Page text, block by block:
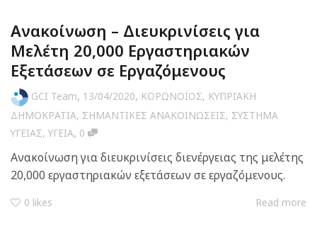
Ανακοίνωση – Διευκρινίσεις για
Μελέτη 20,000 Εργαστηριακών
Εξετάσεων σε Εργαζόμενους
GCI Team, 13/04/2020, ΚΟΡΩΝΟΪΟΣ, ΚΥΠΡΙΑΚΗ
ΔΗΜΟΚΡΑΤΙΑ, ΣΗΜΑΝΤΙΚΕΣ ΑΝΑΚΟΙΝΩΣΕΙΣ, ΣΥΣΤΗΜΑ
ΥΓΕΙΑΣ, ΥΓΕΙΑ, 0
Ανακοίνωση για διευκρινίσεις διενέργειας της μελέτης
20,000 εργαστηριακών εξετάσεων σε εργαζόμενους.
0 likes Read more